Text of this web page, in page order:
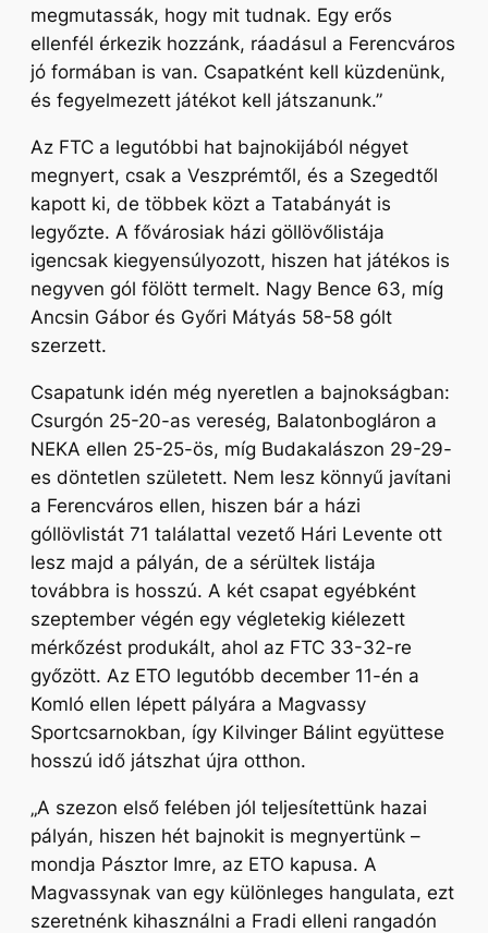
megmutassák, hogy mit tudnak. Egy erős
ellenfél érkezik hozzánk, ráadásul a Ferencváros
jó formában is van. Csapatként kell küzdenünk,
és fegyelmezett játékot kell játszanunk.”
Az FTC a legutóbbi hat bajnokijából négyet
megnyert, csak a Veszprémtől, és a Szegedtől
kapott ki, de többek közt a Tatabányát is
legyőzte. A fővárosiak házi göllövőlistája
igencsak kiegyensúlyozott, hiszen hat játékos is
negyven gól fölött termelt. Nagy Bence 63, míg
Ancsin Gábor és Győri Mátyás 58-58 gólt
szerzett.
Csapatunk idén még nyeretlen a bajnokságban:
Csurgón 25-20-as vereség, Balatonbogláron a
NEKA ellen 25-25-ös, míg Budakalászon 29-29-
es döntetlen született. Nem lesz könnyű javítani
a Ferencváros ellen, hiszen bár a házi
góllövlistát 71 találattal vezető Hári Levente ott
lesz majd a pályán, de a sérültek listája
továbbra is hosszú. A két csapat egyébként
szeptember végén egy végletekig kiélezett
mérkőzést produkált, ahol az FTC 33-32-re
győzött. Az ETO legutóbb december 11-én a
Komló ellen lépett pályára a Magvassy
Sportcsarnokban, így Kilvinger Bálint együttese
hosszú idő játszhat újra otthon.
„A szezon első felében jól teljesítettünk hazai
pályán, hiszen hét bajnokit is megnyertünk –
mondja Pásztor Imre, az ETO kapusa. A
Magvassynak van egy különleges hangulata, ezt
szeretnénk kihasználni a Fradi elleni rangadón